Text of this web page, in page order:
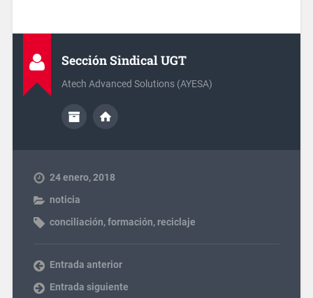
Sección Sindical UGT
Atech Advanced Solutions (AYESA)
24 enero, 2018
noticia
conciliación,formación, reciclaje
Entrada anterior
Entrada siguiente